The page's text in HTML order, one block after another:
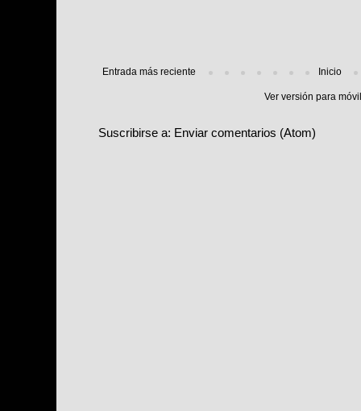
Entrada más reciente Inicio
Ver versión para
Suscribirse a: Enviar comentarios (Atom)